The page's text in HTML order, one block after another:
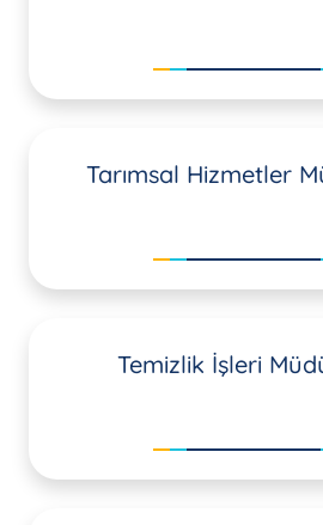
Tarımsal Hizmetler
Temizlik İşleri